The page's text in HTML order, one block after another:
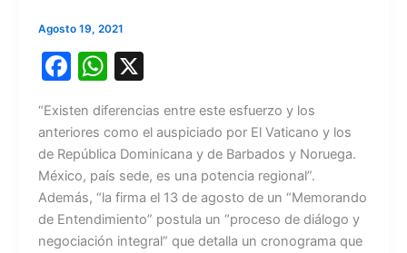
Agosto 19, 2021
F
c
e
b
o
o
W
at
s
A
p
p
X
“Existen diferencias entre este esfuerzo y los
anteriores como el auspiciado por El Vaticano y los
de República Dominicana y de Barbados y Noruega.
México, país sede, es una potencia regional”.
Además, “la firma el 13 de agosto de un “Memorando
de Entendimiento” postula un “proceso de diálogo y
negociación integral” que detalla un cronograma que